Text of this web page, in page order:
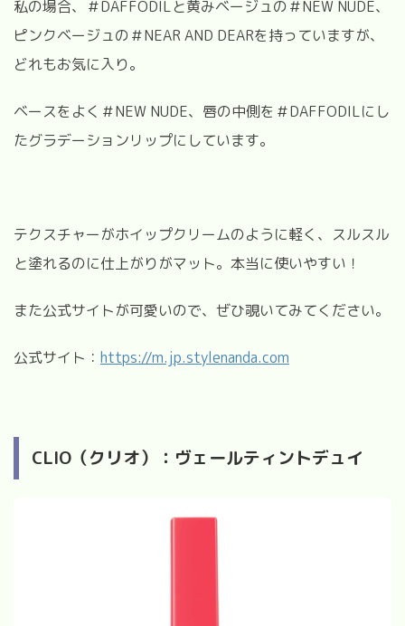
私の場合、＃DAFFODILと黄みベージュの＃NEW NUDE、
ピンクベージュの＃NEAR AND DEARを持っていますが、
どれもお気に入り。
ベースをよく＃NEW NUDE、唇の中側を＃DAFFODILにし
たグラデーションリップにしています。
テクスチャーがホイップクリームのように軽く、スルスル
と塗れるのに仕上がりがマット。本当に使いやすい！
また公式サイトが可愛いので、ぜひ覗いてみてください。
公式サイト： https://m.jp.stylenanda.com
CLIO（クリオ）：ヴェールティントデュイ